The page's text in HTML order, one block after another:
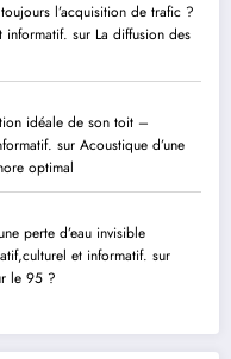
l’acquisition de trafic ?
sur La diffusion des
idéale de son toit –
sur Acoustique d’une
optimal
perte d’eau invisible
et informatif. sur
le 95 ?